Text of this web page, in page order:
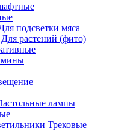
подсветки мяса
Для растений (фито)
лампы
Трековые